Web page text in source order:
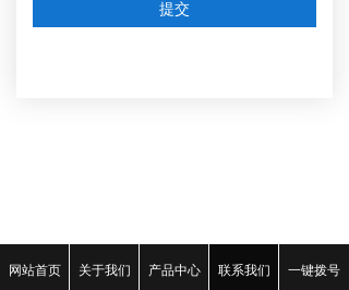
提交
网站首页 关于我们 产品中心 联系我们 一键拨号